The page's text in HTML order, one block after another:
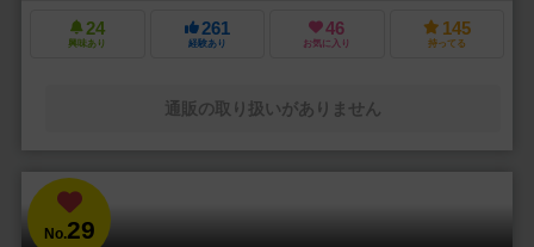
24
興味あり
261
経験あり
46
お気に入り
145
持ってる
通販の取り扱いがありません
No.29